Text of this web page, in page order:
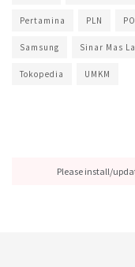
Pertamina PLN
Samsung Sinar Mas
Tokopedia UMKM
Please install/